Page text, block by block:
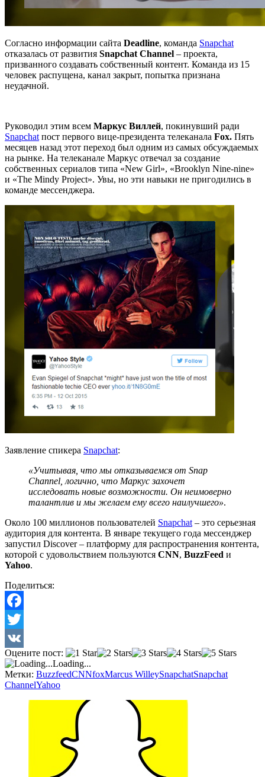
Согласно информации сайта Deadline, команда Snapchat
отказалась от развития Snapchat Channel – проекта,
призванного создавать собственный контент. Команда из 15
человек распущена, канал закрыт, попытка признана
неудачной.
Руководил этим всем Маркус Виллей, покинувший ради
Snapchat пост первого вице-президента телеканала Fox. Пять
месяцев назад этот переход был одним из самых обсуждаемых
на рынке. На телеканале Маркус отвечал за создание
собственных сериалов типа «New Girl», «Brooklyn Nine-nine»
и «The Mindy Project». Увы, но эти навыки не пригодились в
команде мессенджера.
Заявление спикера Snapchat:
«Учитывая, что мы отказываемся от Snap
Channel, логично, что Маркус захочет
исследовать новые возможности. Он неимоверно
талантлив и мы желаем ему всего наилучшего».
Около 100 миллионов пользователей Snapchat – это серьезная
аудитория для контента. В январе текущего года мессенджер
запустил Discover – платформу для распространения контента,
которой с удовольствием пользуются CNN, BuzzFeed и
Yahoo.
Поделиться:
Facebook
Twitter
VK
Оцените пост:
Loading...
Метки: BuzzfeedCNNfoxMarcus WilleySnapchatSnapchat
ChannelYahoo